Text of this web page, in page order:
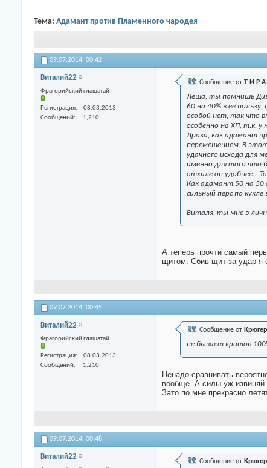
Тема: Адамант против Пламенного чародея
09.07.2014, 00:42
Виталий22
Фрагорийский глашатай
Регистрация
08.03.2013
Сообщений
1,210
Сообщение от Т И Р А
Леша, ты помнишь
60 на 40% в ее
особой нет, так что
особенно на ХП, т.к.
Драка, как адамант
перемещением. В
удачного исхода для
именно для того что
отхиле он удобнее...
Как адамант 50 на 50
сильный перс по
Виталя, ты мне в
А теперь прочти самый
щитом. Сбив щит за удар я
09.07.2014, 00:45
Виталий22
Фрагорийский глашатай
Регистрация
08.03.2013
Сообщений
1,210
Сообщение от
не бывает критов
Ненадо сравнивать
вообще. А силы уж извиняй
Зато по мне прекрасно
09.07.2014, 00:48
Виталий22
Сообщение от